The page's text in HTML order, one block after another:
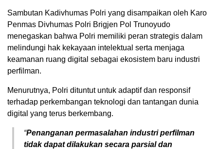
Sambutan Kadivhumas Polri yang disampaikan oleh Karo
Penmas Divhumas Polri Brigjen Pol Trunoyudo
menegaskan bahwa Polri memiliki peran strategis dalam
melindungi hak kekayaan intelektual serta menjaga
keamanan ruang digital sebagai ekosistem baru industri
perfilman.
Menurutnya, Polri dituntut untuk adaptif dan responsif
terhadap perkembangan teknologi dan tantangan dunia
digital yang terus berkembang.
“Penanganan permasalahan industri perfilman
tidak dapat dilakukan secara parsial dan